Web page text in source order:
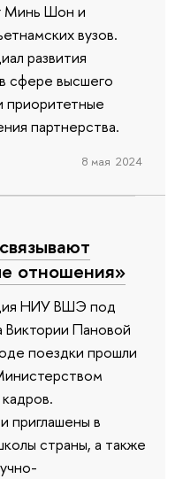
Минь Шон и
вузов.
развития
сфере высшего
приоритетные
партнерства.
8 мая 2024
отношения»
НИУ ВШЭ под
Пановой
поездки прошли
приглашены в
страны, а также